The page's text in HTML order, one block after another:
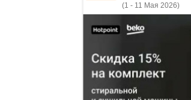
(1 - 11 Мая 2026)